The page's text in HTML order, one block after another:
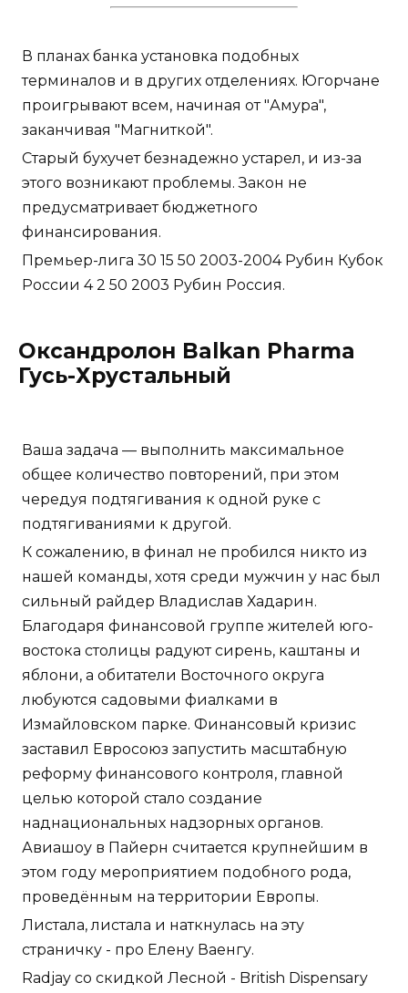
В планах банка установка подобных
терминалов и в других отделениях. Югорчане
проигрывают всем, начиная от "Амура",
заканчивая "Магниткой".
Старый бухучет безнадежно устарел, и из-за
этого возникают проблемы. Закон не
предусматривает бюджетного
финансирования.
Премьер-лига 30 15 50 2003-2004 Рубин Кубок
России 4 2 50 2003 Рубин Россия.
Оксандролон Balkan Pharma
Гусь-Хрустальный
Ваша задача — выполнить максимальное
общее количество повторений, при этом
чередуя подтягивания к одной руке с
подтягиваниями к другой.
К сожалению, в финал не пробился никто из
нашей команды, хотя среди мужчин у нас был
сильный райдер Владислав Хадарин.
Благодаря финансовой группе жителей юго-
востока столицы радуют сирень, каштаны и
яблони, а обитатели Восточного округа
любуются садовыми фиалками в
Измайловском парке. Финансовый кризис
заставил Евросоюз запустить масштабную
реформу финансового контроля, главной
целью которой стало создание
наднациональных надзорных органов.
Авиашоу в Пайерн считается крупнейшим в
этом году мероприятием подобного рода,
проведённым на территории Европы.
Листала, листала и наткнулась на эту
страничку - про Елену Ваенгу.
Radjay со скидкой Лесной - British Dispensary